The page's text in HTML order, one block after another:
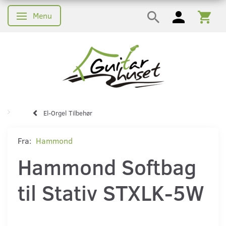
Skifte navigation
Menu
El-Orgel Tilbehør
Fra: Hammond
Hammond Softbag
til Stativ STXLK-5W